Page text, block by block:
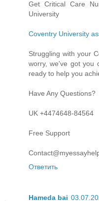
Get Critical Care
University
Coventry University
Struggling with your
worry, we've got you
ready to help you
Have Any Questions?
UK +4474648-84564
Free Support
Ответить
Hameda bai